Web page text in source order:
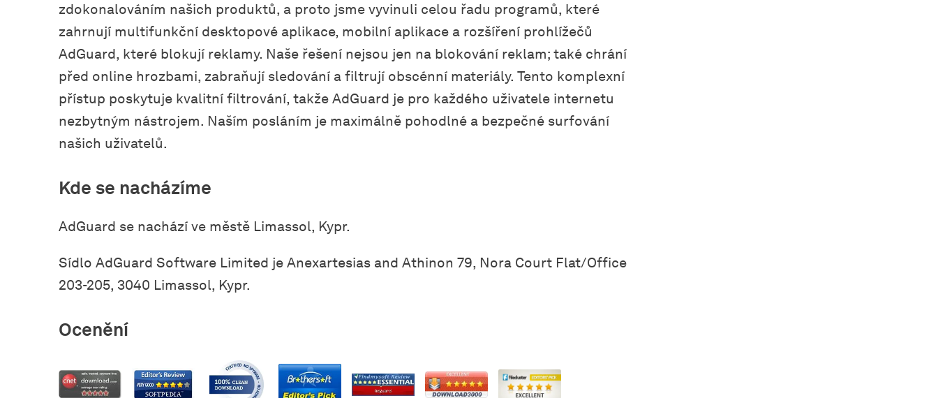
zdokonalováním našich produktů, a proto jsme vyvinuli celou řadu programů, které
zahrnují multifunkční desktopové aplikace, mobilní aplikace a rozšíření prohlížečů
AdGuard, které blokují reklamy. Naše řešení nejsou jen na blokování reklam; také chrání
před online hrozbami, zabraňují sledování a filtrují obscénní materiály. Tento komplexní
přístup poskytuje kvalitní filtrování, takže AdGuard je pro každého uživatele internetu
nezbytným nástrojem. Naším posláním je maximálně pohodlné a bezpečné surfování
našich uživatelů.
Kde se nacházíme
AdGuard se nachází ve městě Limassol, Kypr.
Sídlo AdGuard Software Limited je Anexartesias and Athinon 79, Nora Court Flat/Office
203-205, 3040 Limassol, Kypr.
Ocenění